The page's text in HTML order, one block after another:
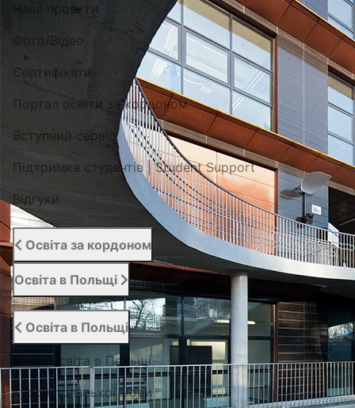
Наші проекти
Фото/Відео
Сертифікати
Портал освіти за кордоном
Вступний сервіс
Підтримка студентів | Student Support
Відгуки
Освіта за кордоном
Освіта в Польщі
Освіта в Польщі
Вища освіта в Польщі
Курси польської мови